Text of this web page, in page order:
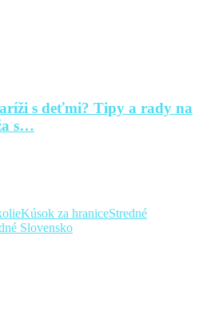
s deťmi? Tipy a rady na
s…
Kúsok za hraniceStredné
Slovensko